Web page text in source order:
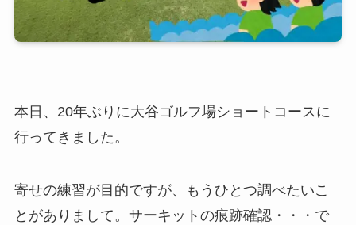
本日、20年ぶりに大谷ゴルフ場ショートコースに
行ってきました。
寄せの練習が目的ですが、もうひとつ調べたいこ
とがありまして。サーキットの痕跡確認・・・で